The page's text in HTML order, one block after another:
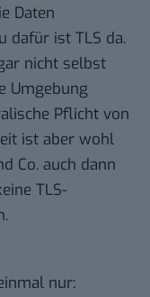
Daten
dafür ist TLS da.
nicht selbst
Umgebung
Pflicht von
ist aber wohl
Co. auch dann
TLS-
nur: